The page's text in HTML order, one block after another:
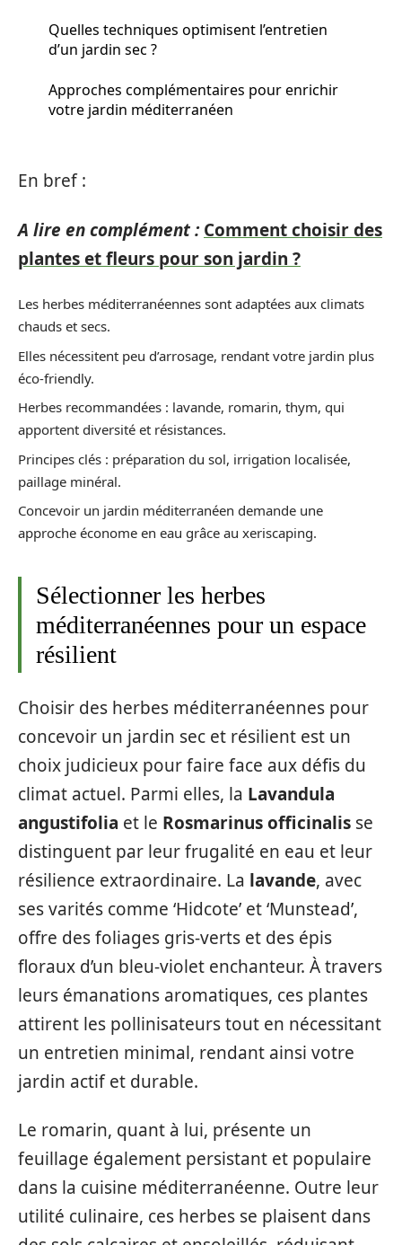
Quelles techniques optimisent l’entretien
d’un jardin sec ?
Approches complémentaires pour enrichir
votre jardin méditerranéen
En bref :
A lire en complément : Comment choisir des
plantes et fleurs pour son jardin ?
Les herbes méditerranéennes sont adaptées aux climats
chauds et secs.
Elles nécessitent peu d’arrosage, rendant votre jardin plus
éco-friendly.
Herbes recommandées : lavande, romarin, thym, qui
apportent diversité et résistances.
Principes clés : préparation du sol, irrigation localisée,
paillage minéral.
Concevoir un jardin méditerranéen demande une
approche économe en eau grâce au xeriscaping.
Sélectionner les herbes
méditerranéennes pour un espace
résilient
Choisir des herbes méditerranéennes pour
concevoir un jardin sec et résilient est un
choix judicieux pour faire face aux défis du
climat actuel. Parmi elles, la Lavandula
angustifolia et le Rosmarinus officinalis se
distinguent par leur frugalité en eau et leur
résilience extraordinaire. La lavande, avec
ses varités comme ‘Hidcote’ et ‘Munstead’,
offre des foliages gris-verts et des épis
floraux d’un bleu-violet enchanteur. À travers
leurs émanations aromatiques, ces plantes
attirent les pollinisateurs tout en nécessitant
un entretien minimal, rendant ainsi votre
jardin actif et durable.
Le romarin, quant à lui, présente un
feuillage également persistant et populaire
dans la cuisine méditerranéenne. Outre leur
utilité culinaire, ces herbes se plaisent dans